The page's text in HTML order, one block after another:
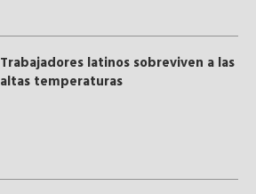
Trabajadores latinos sobreviven a las
altas temperaturas